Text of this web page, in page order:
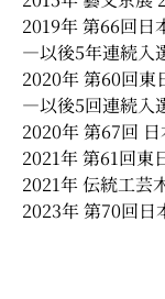
2019年 第66回
―以後5年連続入
2020年 第60回
―以後5回連続入
2020年 第67回
2021年 第61回
2021年 伝統工
2023年 第70回